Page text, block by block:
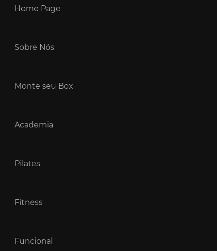
Home Page
Sobre Nós
Monte seu Box
Academia
Pilates
Fitness
Funcional